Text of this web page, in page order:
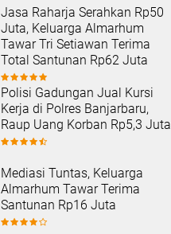
Jasa Raharja Serahkan Rp50
Juta, Keluarga Almarhum
Tawar Tri Setiawan Terima
Total Santunan Rp62 Juta
Polisi Gadungan Jual Kursi
Kerja di Polres Banjarbaru,
Raup Uang Korban Rp5,3 Juta
Mediasi Tuntas, Keluarga
Almarhum Tawar Terima
Santunan Rp16 Juta